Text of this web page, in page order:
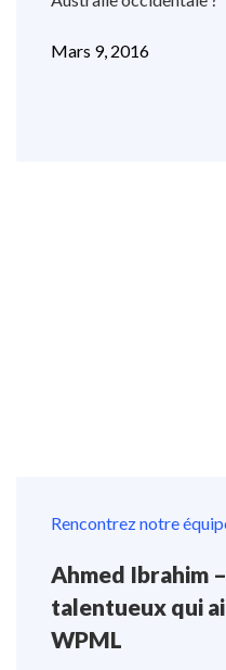
Mars 9, 2016
Rencontrez notre
Ahmed Ibrahim
talentueux qui
WPML